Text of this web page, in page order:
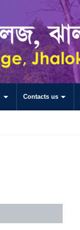
Contacts us